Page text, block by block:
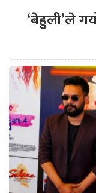
‘बेहुली’ले